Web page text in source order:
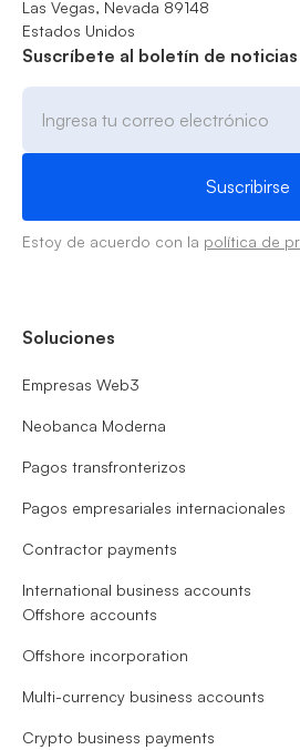
Las Vegas, Nevada 89148
Estados Unidos
Suscríbete al boletín de noticias
Estoy de acuerdo con la política de
Soluciones
Empresas Web3
Neobanca Moderna
Pagos transfronterizos
Pagos empresariales internacionales
Contractor payments
International business accounts
Offshore accounts
Offshore incorporation
Multi-currency business accounts
Crypto business payments